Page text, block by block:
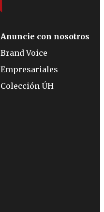
Anuncie con nosotros
Brand Voice
Empresariales
Colección ÚH